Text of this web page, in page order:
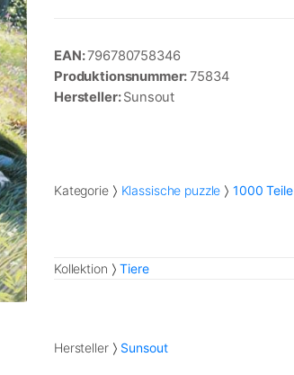
EAN:796780758346
Produktionsnummer:75834
Hersteller:Sunsout
Kategorie Klassische puzzle 1000 Teile
Kollektion Tiere
Hersteller Sunsout